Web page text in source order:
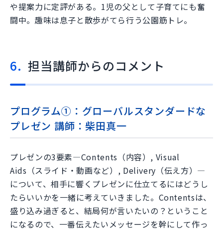
や提案力に定評がある。1児の父として子育てにも奮
闘中。趣味は息子と散歩がてら行う公園筋トレ。
担当講師からのコメント
プログラム①：グローバルスタンダードな
プレゼン 講師：柴田真一
プレゼンの3要素―Contents（内容）, Visual
Aids（スライド・動画など）, Delivery（伝え方）―
について、相手に響くプレゼンに仕立てるにはどうし
たらいいかを一緒に考えていきました。Contentsは、
盛り込み過ぎると、結局何が言いたいの？ということ
になるので、一番伝えたいメッセージを幹にして作っ